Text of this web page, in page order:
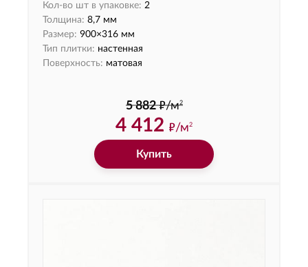
Кол-во шт в упаковке: 2
Толщина: 8,7 мм
Размер: 900×316 мм
Тип плитки: настенная
Поверхность: матовая
5 882 ф/м2
4 412 ф/м2
Купить